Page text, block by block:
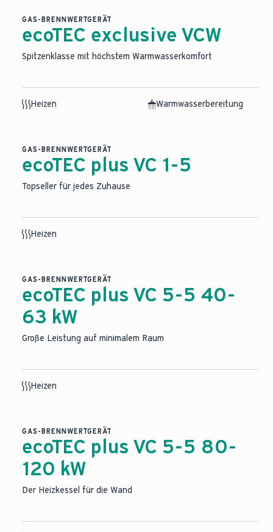
GAS-BRENNWERTGERÄT
ecoTEC exclusive VCW
Spitzenklasse mit höchstem Warmwasserkomfort
Heizen Warmwasserbereitung
GAS-BRENNWERTGERÄT
ecoTEC plus VC 1-5
Topseller für jedes Zuhause
Heizen
GAS-BRENNWERTGERÄT
ecoTEC plus VC 5-5 40-
63 kW
Große Leistung auf minimalem Raum
Heizen
GAS-BRENNWERTGERÄT
ecoTEC plus VC 5-5 80-
120 kW
Der Heizkessel für die Wand